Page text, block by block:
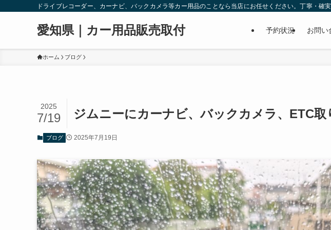
ドライブレコーダー、カーナビ、バックカメラ等カー用品のことなら当店にお任せください。丁寧・
愛知県｜カー用品販売取付 予約状況 お問い
ホーム ブログ
ジムニーにカーナビ、バックカメラ、ETC
2025
7/19
ブログ 2025年7月19日